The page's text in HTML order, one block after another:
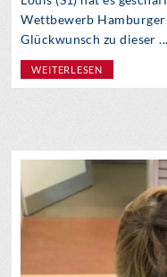
Wettbewerb Hamburger
Glückwunsch zu dieser ...
WEITERLESEN